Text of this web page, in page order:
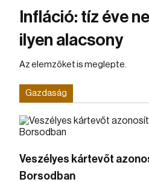
Infláció: tíz éve
ilyen alacsony
Az elemzőket is meglepte.
Gazdaság
Veszélyes kártevőt
Borsodban